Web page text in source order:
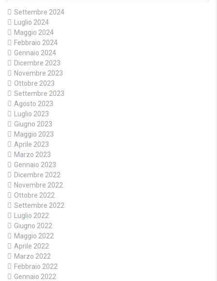
Settembre 2024
Luglio 2024
Maggio 2024
Febbraio 2024
Gennaio 2024
Dicembre 2023
Novembre 2023
Ottobre 2023
Settembre 2023
Agosto 2023
Luglio 2023
Giugno 2023
Maggio 2023
Aprile 2023
Marzo 2023
Gennaio 2023
Dicembre 2022
Novembre 2022
Ottobre 2022
Settembre 2022
Luglio 2022
Giugno 2022
Maggio 2022
Aprile 2022
Marzo 2022
Febbraio 2022
Gennaio 2022